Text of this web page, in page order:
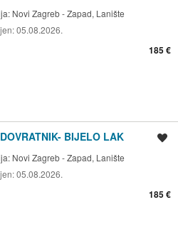
Novi Zagreb - Zapad, Lanište
05.08.2026.
185 €
BIJELO LAK
Novi Zagreb - Zapad, Lanište
05.08.2026.
185 €